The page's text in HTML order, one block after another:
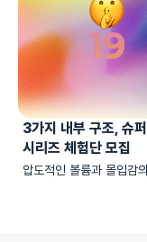
3가지 내부 구조, 슈
시리즈 체험단 모집
압도적인 볼륨과 몰입감